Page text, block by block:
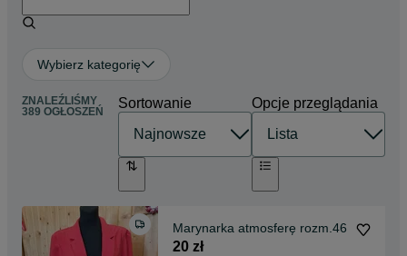
Wybierz kategorię
ZNALEŹLIŚMY
389 OGŁOSZEŃ
Sortowanie Opcje przeglądania
Marynarka atmosferę rozm.46
20 zł